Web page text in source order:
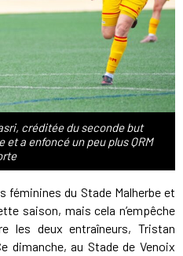
créditée du seconde but
a enfoncé un peu plus QRM
féminines du Stade Malherbe et
saison, mais cela n’empêche
les deux entraîneurs, Tristan
dimanche, au Stade de Venoix